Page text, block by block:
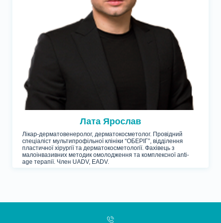
Лата Ярослав
Лікар-дерматовенеролог, дерматокосметолог. Провідний
спеціаліст мультипрофільної клініки “ОБЕРІГ”, відділення
пластичної хірургії та дерматокосметології. Фахівець з
малоінвазивних методик омолодження та комплексної anti-
age терапії. Член UADV, EADV.